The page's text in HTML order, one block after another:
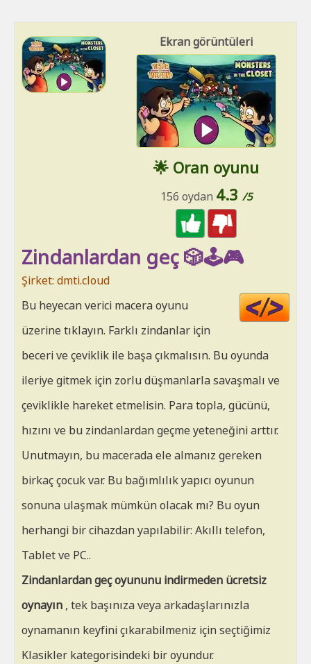
Ekran görüntüleri
🌟 Oran oyunu
156 oydan 4.3 /5
Zindanlardan geç 🎲🕹️🎮
Şirket: dmti.cloud
Bu heyecan verici macera oyunu
üzerine tıklayın. Farklı zindanlar için
beceri ve çeviklik ile başa çıkmalısın. Bu oyunda
ileriye gitmek için zorlu düşmanlarla savaşmalı ve
çeviklikle hareket etmelisin. Para topla, gücünü,
hızını ve bu zindanlardan geçme yeteneğini arttır.
Unutmayın, bu macerada ele almanız gereken
birkaç çocuk var. Bu bağımlılık yapıcı oyunun
sonuna ulaşmak mümkün olacak mı? Bu oyun
herhangi bir cihazdan yapılabilir: Akıllı telefon,
Tablet ve PC..
Zindanlardan geç oyununu indirmeden ücretsiz
oynayın , tek başınıza veya arkadaşlarınızla
oynamanın keyfini çıkarabilmeniz için seçtiğimiz
Klasikler kategorisindeki bir oyundur.